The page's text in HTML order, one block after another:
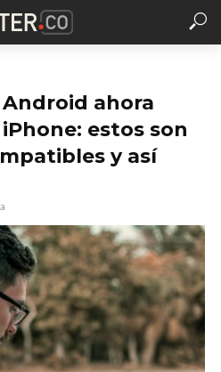
ahora
estos son
y así